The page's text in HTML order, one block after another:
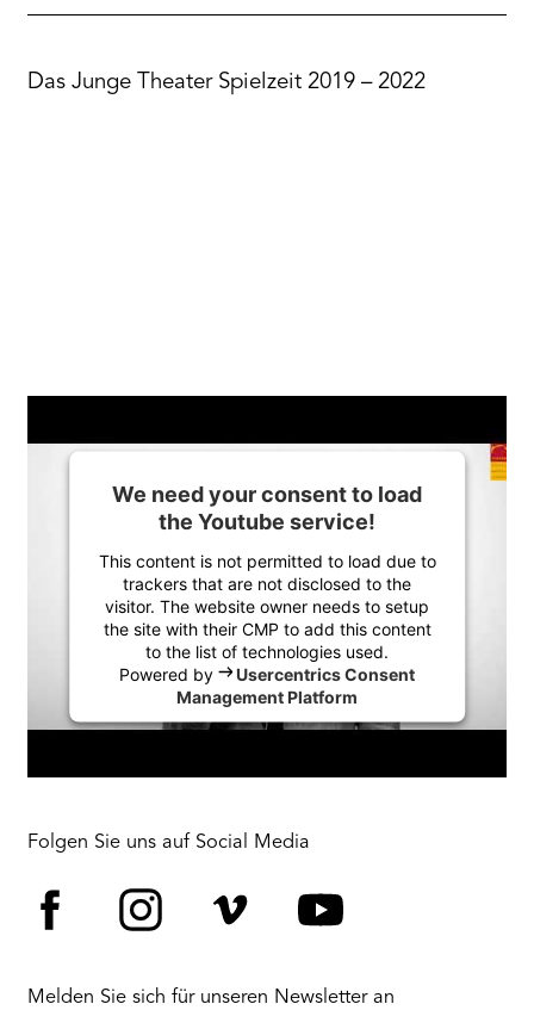
Das Junge Theater Spielzeit 2019 – 2022
We need your consent to load
the Youtube service!
This content is not permitted to load due to
trackers that are not disclosed to the
visitor. The website owner needs to setup
the site with their CMP to add this content
to the list of technologies used.
Powered by
Usercentrics Consent
Management Platform
Folgen Sie uns auf Social Media
Melden Sie sich für unseren Newsletter an